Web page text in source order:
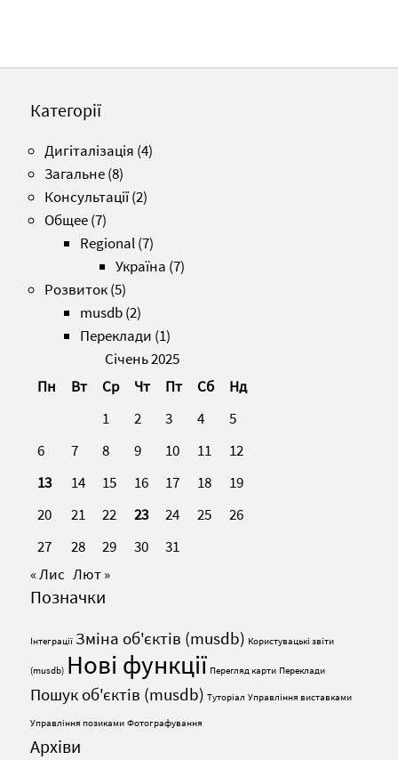
Категорії
Дигіталізація (4)
Загальне(8)
Консультації(2)
Общее(7)
Regional(7)
Україна (7)
Розвиток(5)
musdb(2)
Переклади (1)
Січень 2025
Пн
Вт Ср Чт Пт Сб
Нд
1
2 3 4
5
6
7 8 9 10 11
12
13
14 15 16 17 18
19
20
21 22 23 24 25
26
27
28 29 30
31
« Лис Лют »
Позначки
Інтеграції Зміна об'єктів (musdb) Користувацькі звіти
(musdb) Нові функції Перегляд карти Переклади
Пошук об'єктів (musdb) Туторіал Управління виставками
Управління позиками Фотографування
Архіви